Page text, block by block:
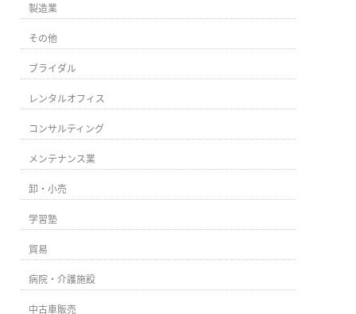
製造業
その他
ブライダル
レンタルオフィス
コンサルティング
メンテナンス業
卸・小売
学習塾
貿易
病院・介護施設
中古車販売